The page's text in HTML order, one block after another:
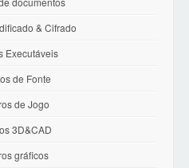
& Cifrado
Executáveis
de Fonte
de Jogo
3D&CAD
gráficos